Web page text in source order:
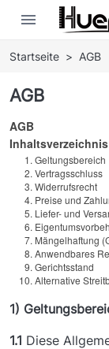
menu
Startseite AGB
AGB
AGB
Inhaltsverzeichnis
Geltungsbereich
Vertragsschluss
Widerrufsrecht
Preise und
Liefer- und
Mängelhaftung
Anwendbares
Gerichtsstand
Alternative
1)
1.1 Diese